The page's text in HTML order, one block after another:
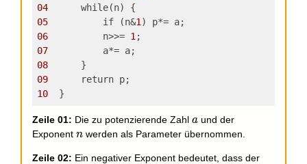
04
      while(n) {
05
          if (n&
1 ) p*= a;
06
          n>>=
1 ;
07
          a*= a;
08
      }
09
      return p;
10
  }
Zeile 01: Die zu potenzierende Zahl a
a und der
Exponent n
n werden als Parameter übernommen.
Zeile 02: Ein negativer Exponent bedeutet, dass der